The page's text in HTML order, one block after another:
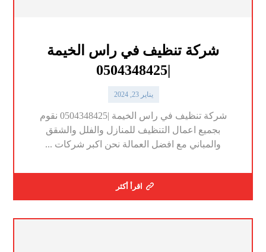
شركة تنظيف في راس الخيمة
|0504348425
يناير 23, 2024
شركة تنظيف في راس الخيمة |0504348425 نقوم
بجميع اعمال التنظيف للمنازل والفلل والشقق
والمباني مع افضل العمالة نحن اكبر شركات ...
اقرأ أكثر